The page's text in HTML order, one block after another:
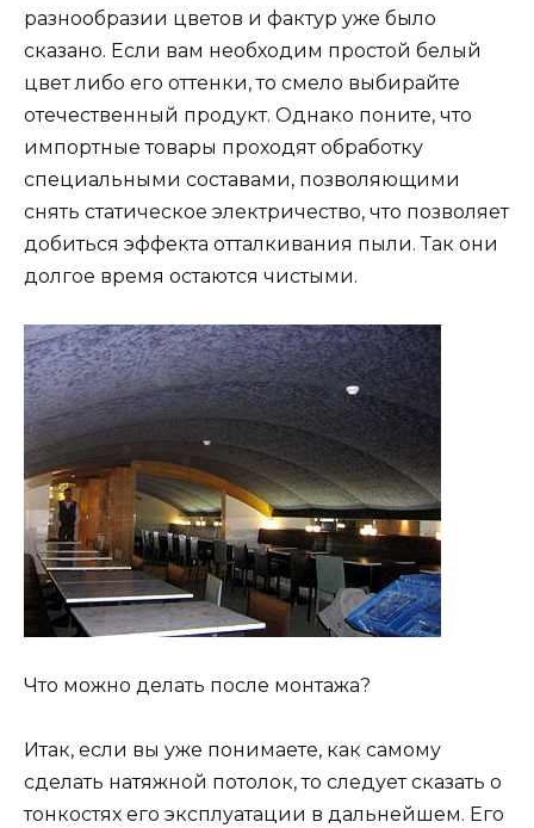
разнообразии цветов и фактур уже было
сказано. Если вам необходим простой белый
цвет либо его оттенки, то смело выбирайте
отечественный продукт. Однако поните, что
импортные товары проходят обработку
специальными составами, позволяющими
снять статическое электричество, что позволяет
добиться эффекта отталкивания пыли. Так они
долгое время остаются чистыми.
Что можно делать после монтажа?
Итак, если вы уже понимаете, как самому
сделать натяжной потолок, то следует сказать о
тонкостях его эксплуатации в дальнейшем. Его